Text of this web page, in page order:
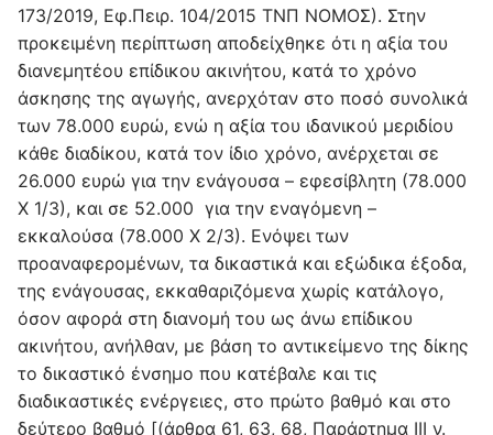
173/2019, Εφ.Πειρ. 104/2015 ΤΝΠ ΝΟΜΟΣ). Στην
προκειμένη περίπτωση αποδείχθηκε ότι η αξία του
διανεμητέου επίδικου ακινήτου, κατά το χρόνο
άσκησης της αγωγής, ανερχόταν στο ποσό συνολικά
των 78.000 ευρώ, ενώ η αξία του ιδανικού μεριδίου
κάθε διαδίκου, κατά τον ίδιο χρόνο, ανέρχεται σε
26.000 ευρώ για την ενάγουσα – εφεσίβλητη (78.000
Χ 1/3), και σε 52.000 για την εναγόμενη –
εκκαλούσα (78.000 Χ 2/3). Ενόψει των
προαναφερομένων, τα δικαστικά και εξώδικα έξοδα,
της ενάγουσας, εκκαθαριζόμενα χωρίς κατάλογο,
όσον αφορά στη διανομή του ως άνω επίδικου
ακινήτου, ανήλθαν, με βάση το αντικείμενο της δίκης
το δικαστικό ένσημο που κατέβαλε και τις
διαδικαστικές ενέργειες, στο πρώτο βαθμό και στο
δεύτερο βαθμό [(άρθρα 61, 63, 68, Παράρτημα ΙΙΙ ν.